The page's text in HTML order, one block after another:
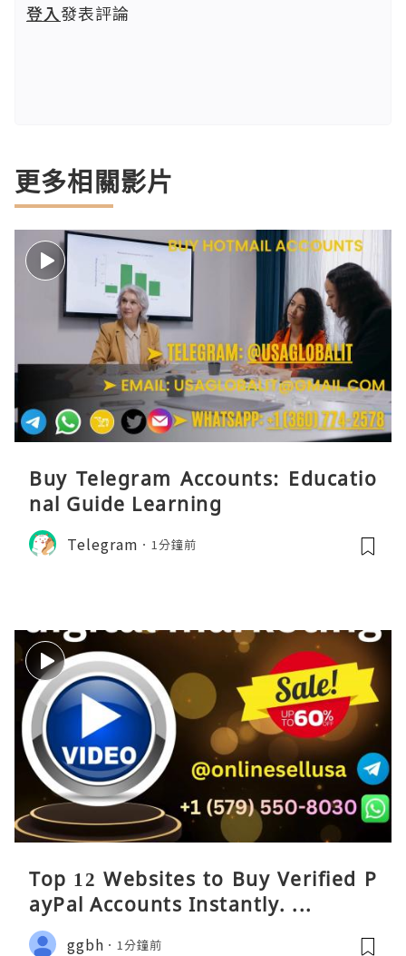
登入發表評論
更多相關影片
Buy Telegram Accounts: Educatio
nal Guide Learning
Telegram 1分鐘前
Top 12 Websites to Buy Verified P
ayPal Accounts Instantly. ...
ggbh 1分鐘前